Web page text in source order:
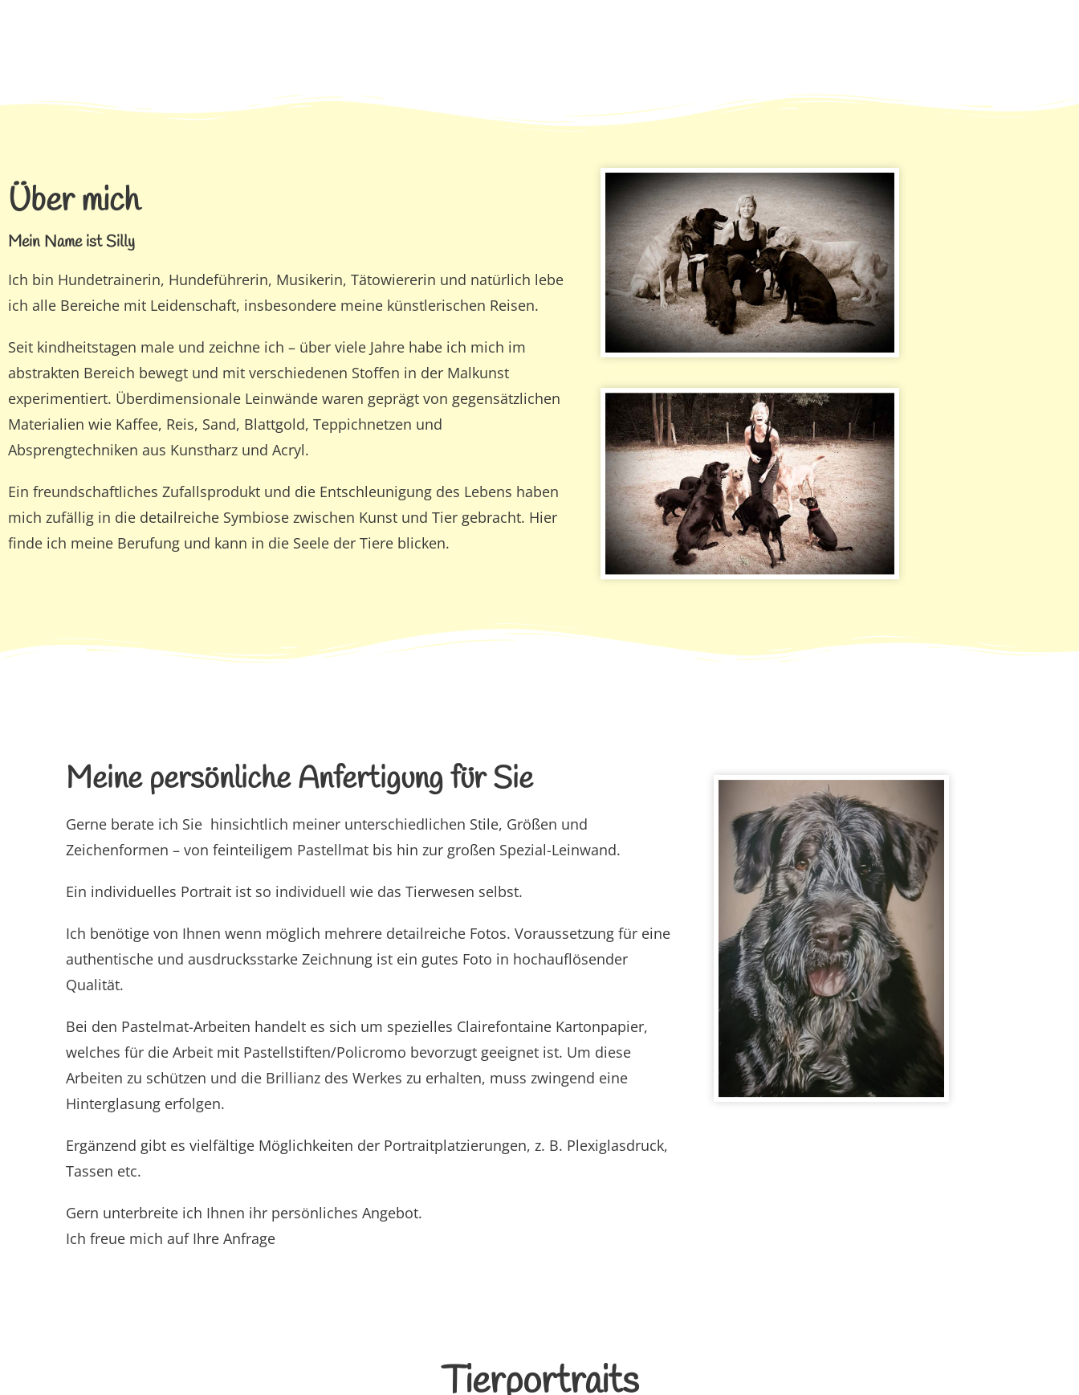
Über mich
Mein Name ist Silly
Ich bin Hundetrainerin, Hundeführerin, Musikerin, Tätowiererin und natürlich lebe
ich alle Bereiche mit Leidenschaft, insbesondere meine künstlerischen Reisen.
Seit kindheitstagen male und zeichne ich – über viele Jahre habe ich mich im
abstrakten Bereich bewegt und mit verschiedenen Stoffen in der Malkunst
experimentiert. Überdimensionale Leinwände waren geprägt von gegensätzlichen
Materialien wie Kaffee, Reis, Sand, Blattgold, Teppichnetzen und
Absprengtechniken aus Kunstharz und Acryl.
Ein freundschaftliches Zufallsprodukt und die Entschleunigung des Lebens haben
mich zufällig in die detailreiche Symbiose zwischen Kunst und Tier gebracht. Hier
finde ich meine Berufung und kann in die Seele der Tiere blicken.
Meine persönliche Anfertigung für Sie
Gerne berate ich Sie hinsichtlich meiner unterschiedlichen Stile, Größen und
Zeichenformen – von feinteiligem Pastellmat bis hin zur großen Spezial-Leinwand.
Ein individuelles Portrait ist so individuell wie das Tierwesen selbst.
Ich benötige von Ihnen wenn möglich mehrere detailreiche Fotos. Voraussetzung für eine
authentische und ausdrucksstarke Zeichnung ist ein gutes Foto in hochauflösender
Qualität.
Bei den Pastelmat-Arbeiten handelt es sich um spezielles Clairefontaine Kartonpapier,
welches für die Arbeit mit Pastellstiften/Policromo bevorzugt geeignet ist. Um diese
Arbeiten zu schützen und die Brillianz des Werkes zu erhalten, muss zwingend eine
Hinterglasung erfolgen.
Ergänzend gibt es vielfältige Möglichkeiten der Portraitplatzierungen, z. B. Plexiglasdruck,
Tassen etc.
Gern unterbreite ich Ihnen ihr persönliches Angebot.
Ich freue mich auf Ihre Anfrage
Tierportraits